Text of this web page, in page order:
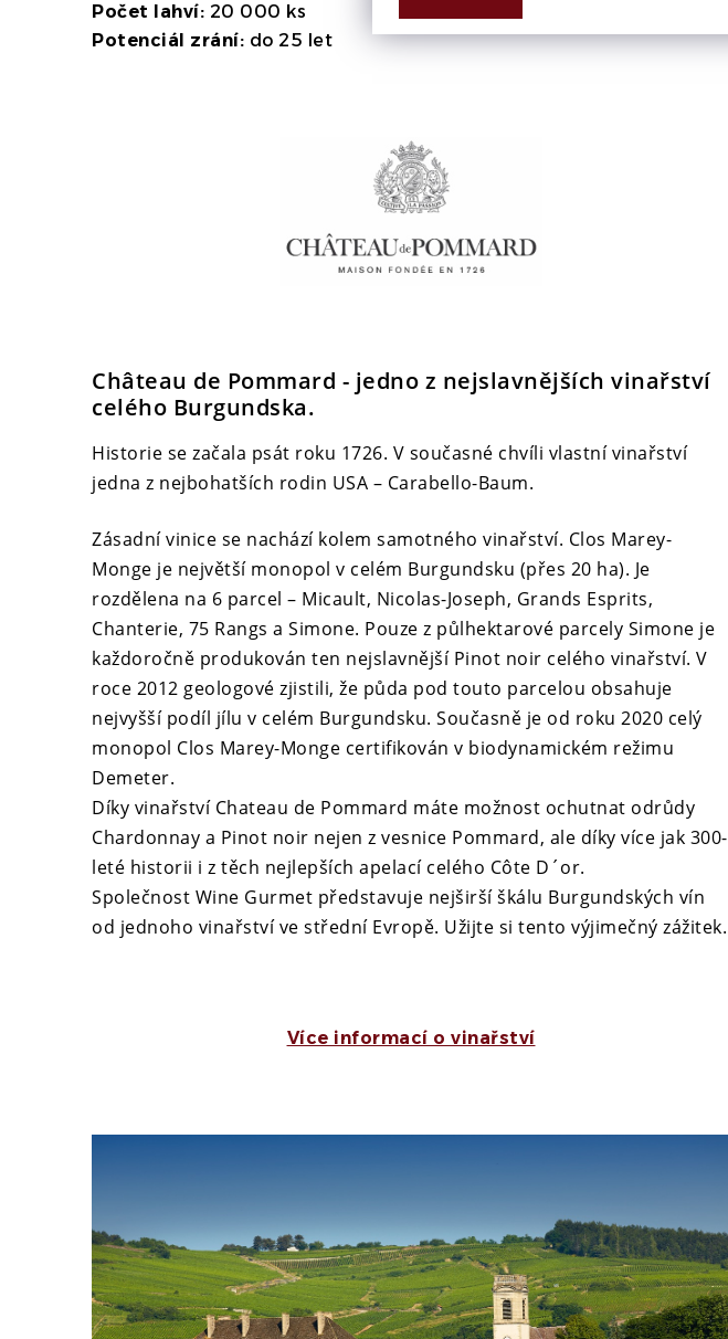
Počet lahví: 20 000 ks
Potenciál zrání: do 25 let
Château de Pommard - jedno z nejslavnějších vinařství
celého Burgundska.
Historie se začala psát roku 1726. V současné chvíli vlastní vinařství
jedna z nejbohatších rodin USA – Carabello-Baum.
Zásadní vinice se nachází kolem samotného vinařství. Clos Marey-
Monge je největší monopol v celém Burgundsku (přes 20 ha). Je
rozdělena na 6 parcel – Micault, Nicolas-Joseph, Grands Esprits,
Chanterie, 75 Rangs a Simone. Pouze z půlhektarové parcely Simone je
každoročně produkován ten nejslavnější Pinot noir celého vinařství. V
roce 2012 geologové zjistili, že půda pod touto parcelou obsahuje
nejvyšší podíl jílu v celém Burgundsku. Současně je od roku 2020 celý
monopol Clos Marey-Monge certifikován v biodynamickém režimu
Demeter.
Díky vinařství Chateau de Pommard máte možnost ochutnat odrůdy
Chardonnay a Pinot noir nejen z vesnice Pommard, ale díky více jak 300-
leté historii i z těch nejlepších apelací celého Côte D´or.
Společnost Wine Gurmet představuje nejširší škálu Burgundských vín
od jednoho vinařství ve střední Evropě. Užijte si tento výjimečný zážitek.
Více informací o vinařství